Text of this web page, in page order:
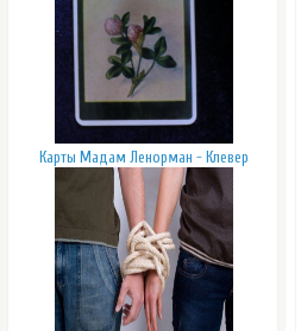
Карты Мадам Ленорман - Клевер